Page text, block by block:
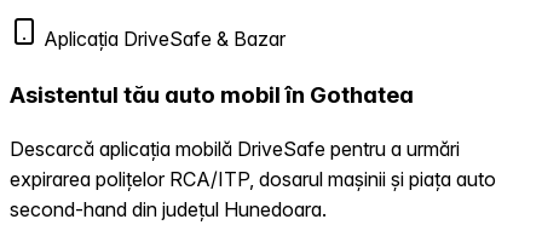
Aplicația DriveSafe & Bazar
Asistentul tău auto mobil în Gothatea
Descarcă aplicația mobilă DriveSafe pentru a urmări
expirarea polițelor RCA/ITP, dosarul mașinii și piața auto
second-hand din județul Hunedoara.